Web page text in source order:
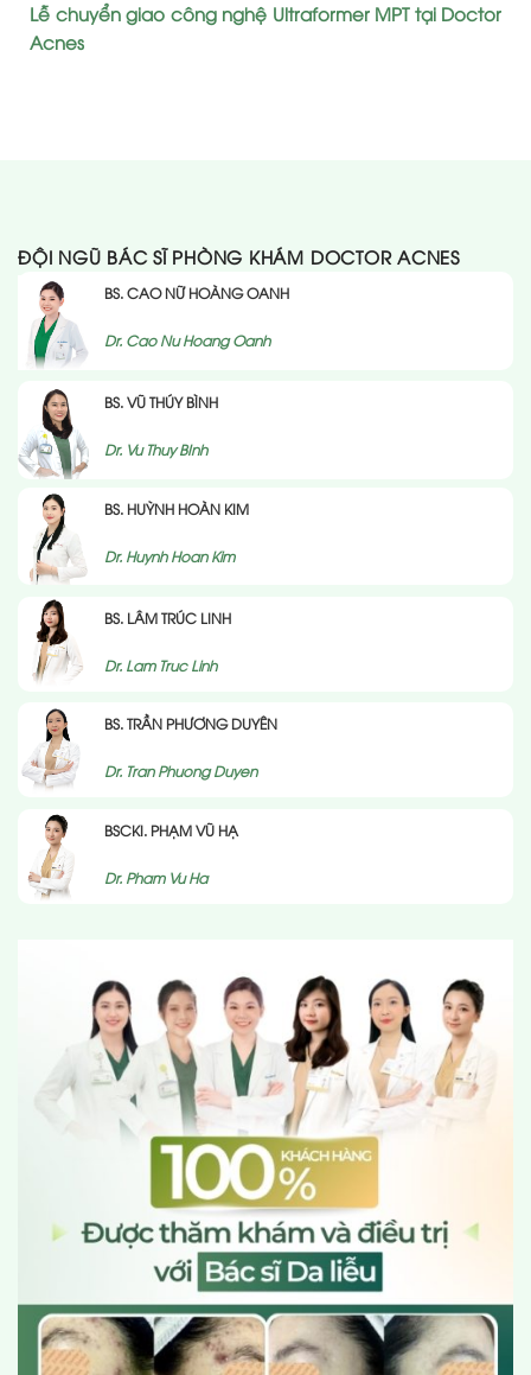
Lễ chuyển giao công nghệ Ultraformer MPT tại Doctor
Acnes
ĐỘI NGŨ BÁC SĨ PHÒNG KHÁM DOCTOR ACNES
BS. CAO NỮ HOÀNG OANH
Dr. Cao Nu Hoang Oanh
BS. VŨ THÚY BÌNH
Dr. Vu Thuy BInh
BS. HUỲNH HOÀN KIM
Dr. Huynh Hoan Kim
BS. LÂM TRÚC LINH
Dr. Lam Truc Linh
BS. TRẦN PHƯƠNG DUYÊN
Dr. Tran Phuong Duyen
BSCKI. PHẠM VŨ HẠ
Dr. Pham Vu Ha